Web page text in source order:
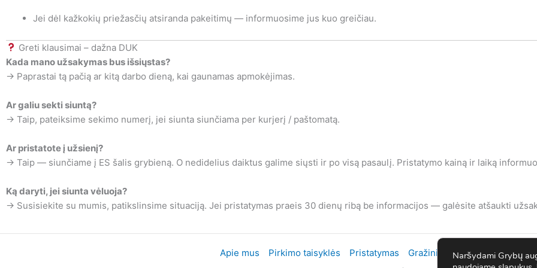
Jei dėl kažkokių priežasčių atsiranda pakeitimų — informuosime jus kuo greičiau.
Greti klausimai – dažna DUK
Kada mano užsakymas bus išsiųstas?
→ Paprastai tą pačią ar kitą darbo dieną, kai gaunamas apmokėjimas.
Ar galiu sekti siuntą?
→ Taip, pateiksime sekimo numerį, jei siunta siunčiama per kurjerį / paštomatą.
Ar pristatote į užsienį?
→ Taip — siunčiame į ES šalis grybieną. O nedidelius daiktus galime siųsti ir po visą pasaulį. Pristatymo kainą ir laiką
Ką daryti, jei siunta vėluoja?
→ Susisiekite su mumis, patikslinsime situaciją. Jei pristatymas praeis 30 dienų ribą be informacijos — galėsite atšaukti
Apie mus Pirkimo taisyklės Pristatymas Gražinimai Privatumo
Naršydami Grybų